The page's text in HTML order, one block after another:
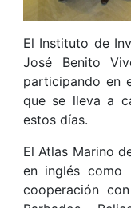
El Instituto de
José Benito
participando en
que se lleva a
estos días.
El Atlas Marino
en inglés como
cooperación